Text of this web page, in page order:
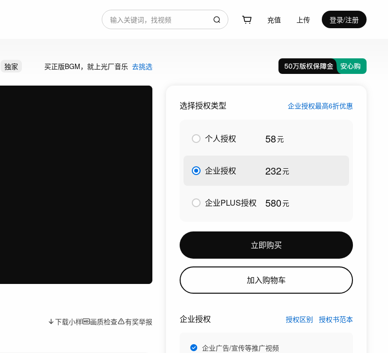
充值 上传 登录/注册
独家 买正版BGM，就上光厂音乐 去挑选
下载小样 画质检查 有奖举报
选择授权类型 企业授权最高6折优惠
个人授权 58元
企业授权 232元
企业PLUS授权 580元
立即购买
加入购物车
企业授权 授权区别 授权书范本
企业广告/宣传等推广视频